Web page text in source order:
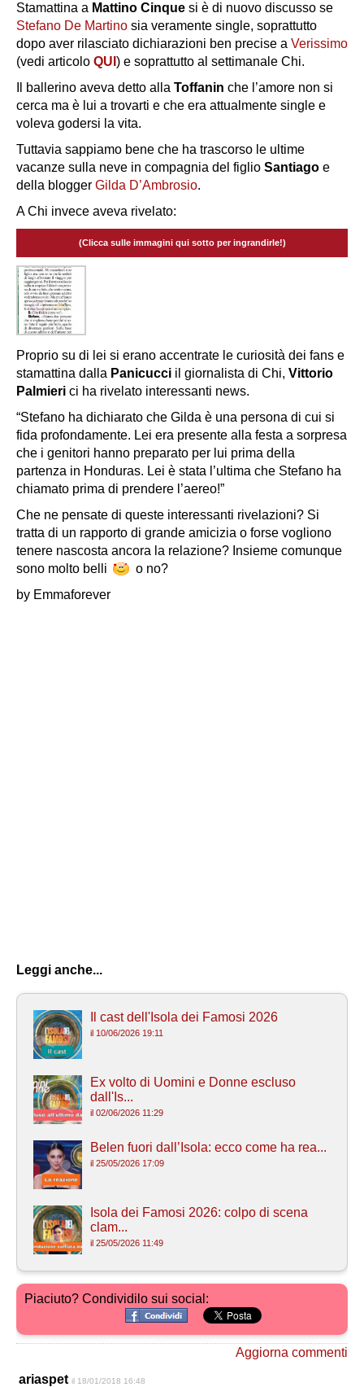
Stamattina a Mattino Cinque si è di nuovo discusso se
Stefano De Martino sia veramente single, soprattutto
dopo aver rilasciato dichiarazioni ben precise a Verissimo
(vedi articolo QUI ) e soprattutto al settimanale Chi.
Il ballerino aveva detto alla Toffanin che l’amore non si
cerca ma è lui a trovarti e che era attualmente single e
voleva godersi la vita.
Tuttavia sappiamo bene che ha trascorso le ultime
vacanze sulla neve in compagnia del figlio Santiago e
della blogger Gilda D’Ambrosio.
A Chi invece aveva rivelato:
(Clicca sulle immagini qui sotto per ingrandirle!)
Proprio su di lei si erano accentrate le curiosità dei fans e
stamattina dalla Panicucci il giornalista di Chi, Vittorio
Palmieri ci ha rivelato interessanti news.
“Stefano ha dichiarato che Gilda è una persona di cui si
fida profondamente. Lei era presente alla festa a sorpresa
che i genitori hanno preparato per lui prima della
partenza in Honduras. Lei è stata l’ultima che Stefano ha
chiamato prima di prendere l’aereo!”
Che ne pensate di queste interessanti rivelazioni? Si
tratta di un rapporto di grande amicizia o forse vogliono
tenere nascosta ancora la relazione? Insieme comunque
sono molto belli
o no?
by Emmaforever
Leggi anche...
Il cast dell'Isola dei Famosi 2026
il 10/06/2026 19:11
Ex volto di Uomini e Donne escluso
dall'Is...
il 02/06/2026 11:29
Belen fuori dall’Isola: ecco come ha rea...
il 25/05/2026 17:09
Isola dei Famosi 2026: colpo di scena
clam...
il 25/05/2026 11:49
Piaciuto? Condividilo sui social:
Aggiorna commenti
ariaspet il 18/01/2018 16:48